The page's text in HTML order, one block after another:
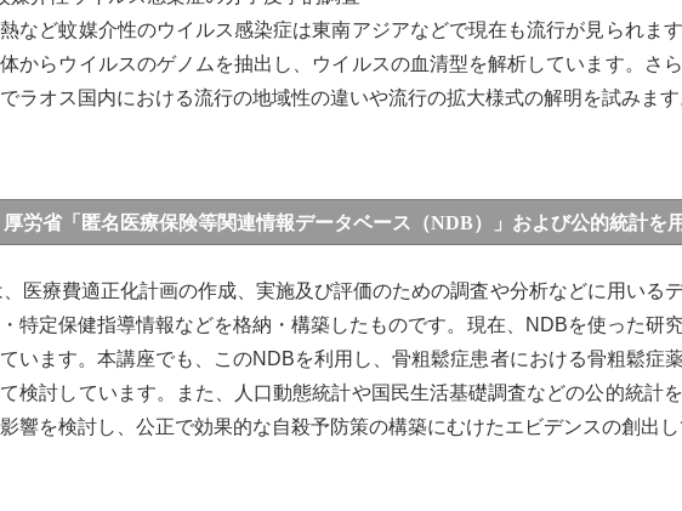
など蚊媒介性のウイルス感染症は東南アジアなどで現在も流行が見られま
からウイルスのゲノムを抽出し、ウイルスの血清型を解析しています。さ
ラオス国内における流行の地域性の違いや流行の拡大様式の解明を試みます
厚労省「匿名医療保険等関連情報データベース（NDB）」および公的統計を
、医療費適正化計画の作成、実施及び評価のための調査や分析などに用いる
特定保健指導情報などを格納・構築したものです。現在、NDBを使った研
います。本講座でも、このNDBを利用し、骨粗鬆症患者における骨粗鬆症
検討しています。また、人口動態統計や国民生活基礎調査などの公的統計
響を検討し、公正で効果的な自殺予防策の構築にむけたエビデンスの創出し